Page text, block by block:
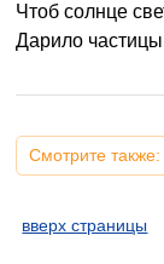
Чтоб солнце
Дарило частицы
Смотрите также:
вверх страницы